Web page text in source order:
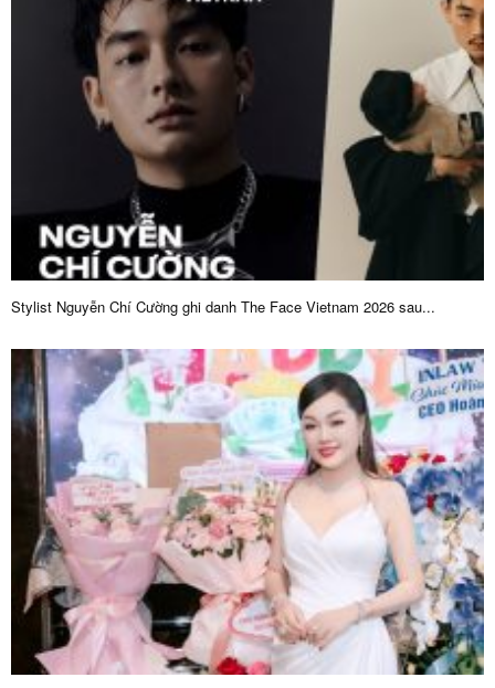
Stylist Nguyễn Chí Cường ghi danh The Face Vietnam 2026 sau...